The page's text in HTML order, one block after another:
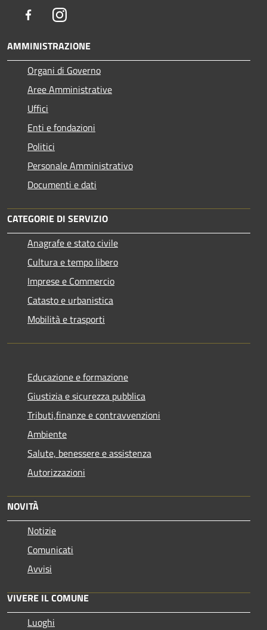
FacebookInstagram
AMMINISTRAZIONE
Organi di Governo
Aree Amministrative
Uffici
Enti e fondazioni
Politici
Personale Amministrativo
Documenti e dati
CATEGORIE DI SERVIZIO
Anagrafe e stato civile
Cultura e tempo libero
Imprese e Commercio
Catasto e urbanistica
Mobilità e trasporti
Educazione e formazione
Giustizia e sicurezza pubblica
Tributi,finanze e contravvenzioni
Ambiente
Salute, benessere e assistenza
Autorizzazioni
NOVITÀ
Notizie
Comunicati
Avvisi
VIVERE IL COMUNE
Luoghi